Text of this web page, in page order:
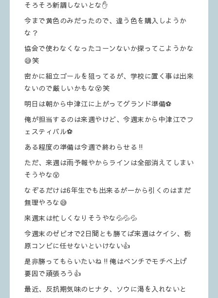
そろそろ新調しないとな✋
今まで黄色のみだったので、違う色を購入しようか
な？
協会で使わなくなったコーンないか探ってこようかな
😅笑
密かに組立ゴールを狙ってるが、学校に置く事は出来
ないので厳しいかもな😵笑
明日は朝から中津江に上がってグランド準備⚽️
俺が担当するのは来週やけど、今週末から中津江でフ
ェスティバル⚽️
ある程度の準備は今週で終わらせる‼️
ただ、来週は雨予報やからラインは全部消えてしまい
そうやな😵
なぞるだけは6年生でも出来るが一から引くのはまだ
無理やろな😅
来週末は忙しくなりそうやな💦💦💦
今週末のゼビオで2日間とも勝てば来週はケイシ、栃
原コンビに任せないといけない👍
是非勝ってもらいたいね‼️俺はベンチでモチベ上げ
要因で頑張ろう👍
最近、反抗期気味のヒナタ、ソウに渇を入れないと